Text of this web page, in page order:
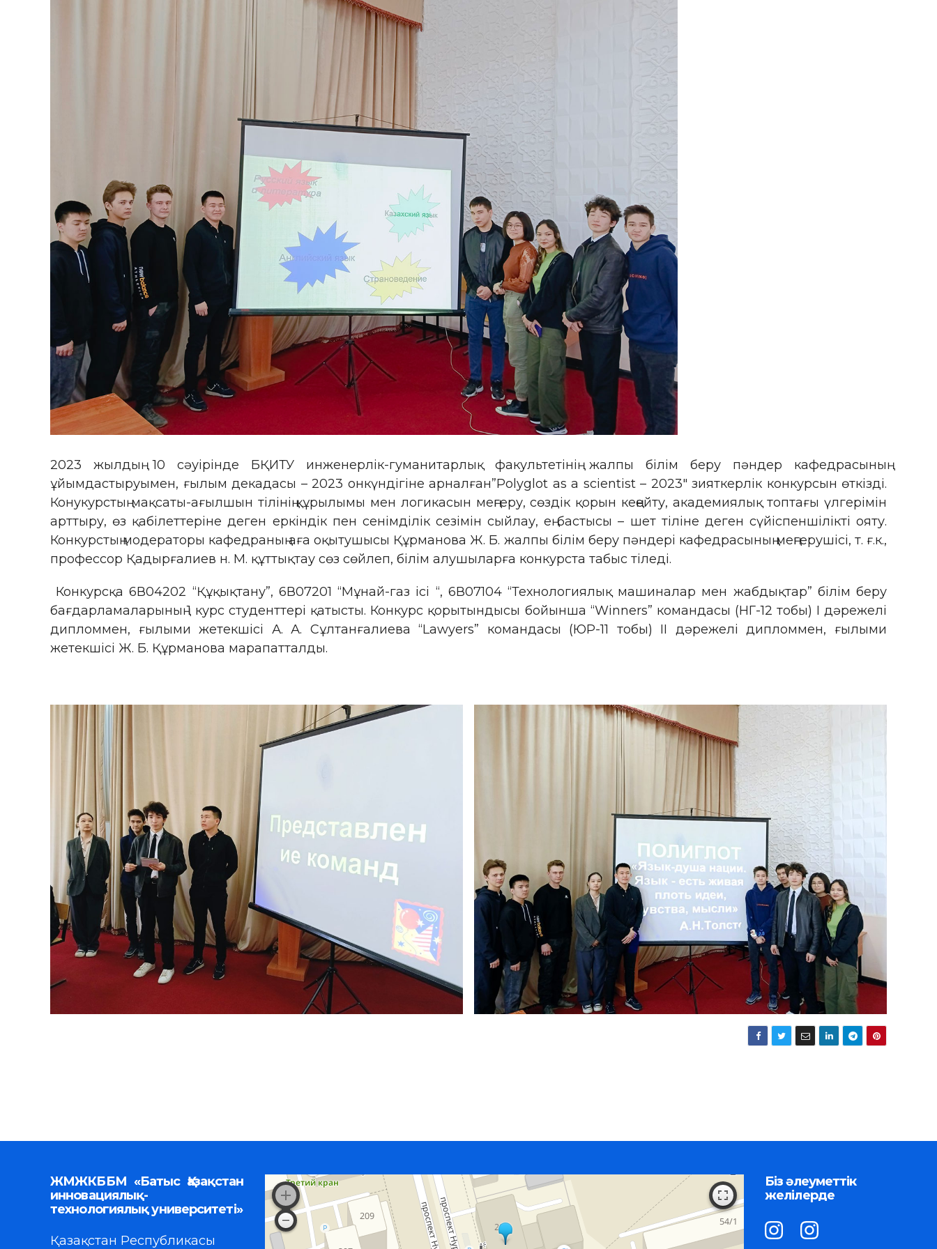
2023 жылдың 10 сәуірінде БҚИТУ инженерлік-гуманитарлық факультетінің жалпы білім беру пәндер кафедрасының
ұйымдастыруымен, ғылым декадасы – 2023 онкүндігіне арналған”Polyglot as a scientist – 2023″ зияткерлік конкурсын өткізді.
Конукурстың мақсаты-ағылшын тілінің құрылымы мен логикасын меңгеру, сөздік қорын кеңейту, академиялық топтағы үлгерімін
арттыру, өз қабілеттеріне деген еркіндік пен сенімділік сезімін сыйлау, ең бастысы – шет тіліне деген сүйіспеншілікті ояту.
Конкурстың модераторы кафедраның аға оқытушысы Құрманова Ж. Б. жалпы білім беру пәндері кафедрасының меңгерушісі, т. ғ.к.,
профессор Қадырғалиев н. М. құттықтау сөз сөйлеп, білім алушыларға конкурста табыс тіледі.
Конкурсқа 6В04202 “Құқықтану”, 6В07201 “Мұнай-газ ісі “, 6В07104 “Технологиялық машиналар мен жабдықтар” білім беру
бағдарламаларының 1 курс студенттері қатысты. Конкурс қорытындысы бойынша “Winners” командасы (НГ-12 тобы) I дәрежелі
дипломмен, ғылыми жетекшісі А. А. Сұлтанғалиева “Lawyers” командасы (ЮР-11 тобы) II дәрежелі дипломмен, ғылыми
жетекшісі Ж. Б. Құрманова марапатталды.
ЖМЖКББМ «Батыс Қазақстан
инновациялық-
технологиялық университеті»
Қазақстан Республикасы
Біз әлеуметтік
желілерде